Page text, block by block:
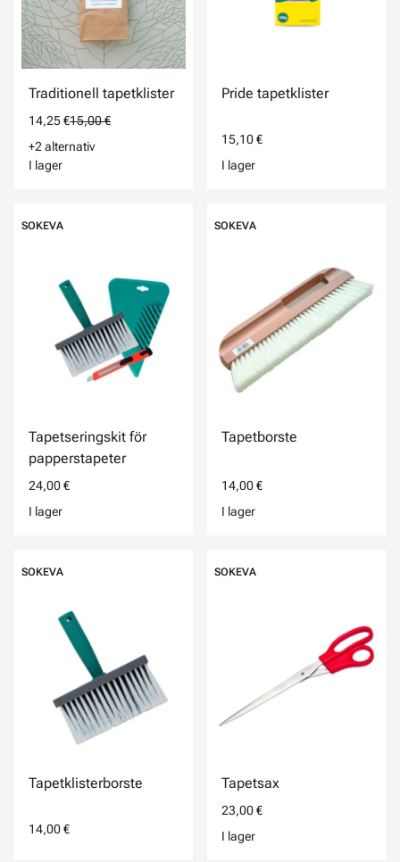
Traditionell tapetklister
14,25 €15,00 €
+2 alternativ
I lager
Pride tapetklister
15,10 €
I lager
SOKEVA
Tapetseringskit för
papperstapeter
24,00 €
I lager
SOKEVA
Tapetborste
14,00 €
I lager
SOKEVA
Tapetklisterborste
14,00 €
SOKEVA
Tapetsax
23,00 €
I lager